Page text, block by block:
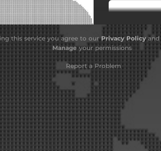
this service you agree to ourPrivacy Policyand
Manageyour permissions
Report a Problem